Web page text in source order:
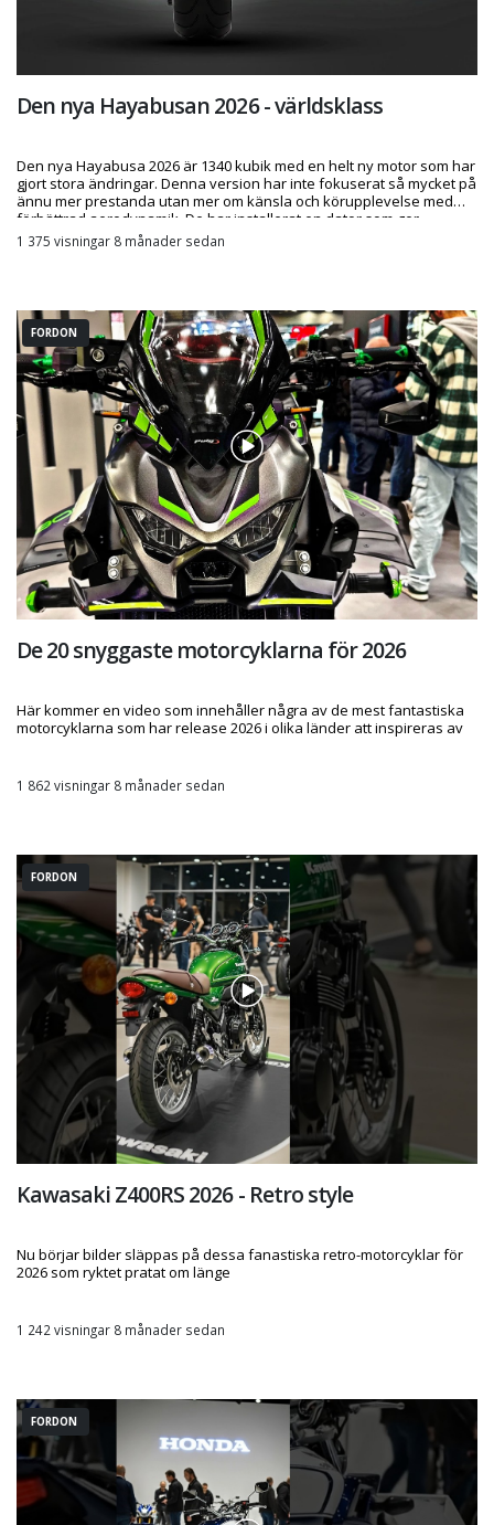
Den nya Hayabusan 2026 - världsklass
Den nya Hayabusa 2026 är 1340 kubik med en helt ny motor som har
gjort stora ändringar. Denna version har inte fokuserat så mycket på
ännu mer prestanda utan mer om känsla och körupplevelse med
förbättrad aerodynamik. De har installerat en dator som ger
mängder med funktioner och tjänster än vad som någonsin funnits
tidigare. Den väger fortfarande mycket, 260 kg men känns mycke
1 375 visningar 8 månader sedan
FORDON
De 20 snyggaste motorcyklarna för 2026
Här kommer en video som innehåller några av de mest fantastiska
motorcyklarna som har release 2026 i olika länder att inspireras av
1 862 visningar 8 månader sedan
FORDON
Kawasaki Z400RS 2026 - Retro style
Nu börjar bilder släppas på dessa fanastiska retro-motorcyklar för
2026 som ryktet pratat om länge
1 242 visningar 8 månader sedan
FORDON